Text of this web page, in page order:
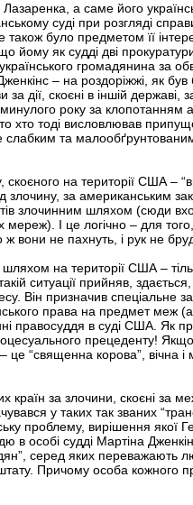
а саме його
суді при розгляді
було предметом її
йому як судді дві
громадянина за
– на роздоріжжі, як
дії, скоєні в іншій державі,
року за клопотанням
хто тоді висловлював
слабким та
на території США –
за американським
злочинним шляхом (сюди
І це логічно – для
вони не пахнуть, і рук не
на території США –
ситуації прийняв,
Він призначив спеціальне
права на предмет меж
правосуддя в суді США. Як
прецеденту!
“священна корова”, вічна
країн за злочини, скоєні
у таких так званих
проблему, вирішення якої
особі судді Мартіна
серед яких переважають
Причому особа кожного